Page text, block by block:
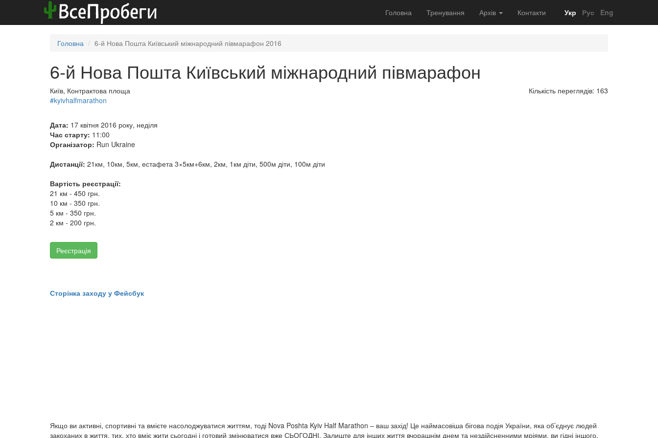
Головна Тренування Архів Контакти Укр Рус Eng
Головна 6-й Нова Пошта Київський міжнародний півмарафон 2016
6-й Нова Пошта Київський міжнародний півмарафон
Київ, Контрактова площа
Кількість переглядів: 163
#kyivhalfmarathon
Дата: 17 квітня 2016 року, неділя
Час старту: 11:00
Організатор: Run Ukraine
Дистанції: 21км, 10км, 5км, естафета 3×5км+6км, 2км, 1км діти, 500м діти, 100м діти
Вартість реєстрації:
21 км - 450 грн.
10 км - 350 грн.
5 км - 350 грн.
2 км - 200 грн.
Реєстрація
Сторінка заходу у Фейсбук
Якщо ви активні, спортивні та вмієте насолоджуватися життям, тоді Nova Poshta Kyiv Half Marathon – ваш захід! Це наймасовіша бігова подія України, яка об’єднує людей
закоханих в життя, тих, хто вміє жити сьогодні і готовий змінюватися вже СЬОГОДНІ. Залиште для інших життя вчорашнім днем та нездійсненними мріями, ви гідні іншого,